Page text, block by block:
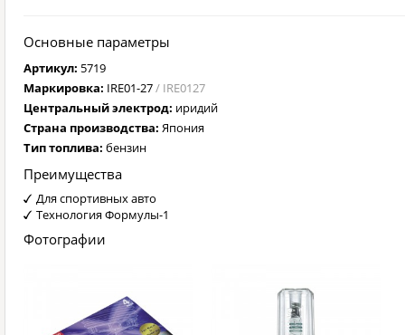
Основные параметры
Артикул: 5719
Маркировка: IRE01-27/ IRE0127
Центральный электрод: иридий
Страна производства: Япония
Тип топлива: бензин
Преимущества
Для спортивных авто
Технология Формулы-1
Фотографии